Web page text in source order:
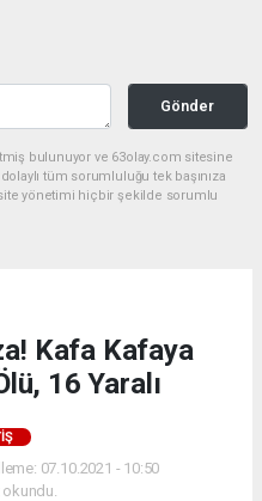
Gönder
bulunuyor ve 63olay.com sitesine
tüm sorumluluğu tek başınıza
yönetimi hiçbir şekilde sorumlu
Kafa Kafaya
16 Yaralı
07.10.2021 - 10:50